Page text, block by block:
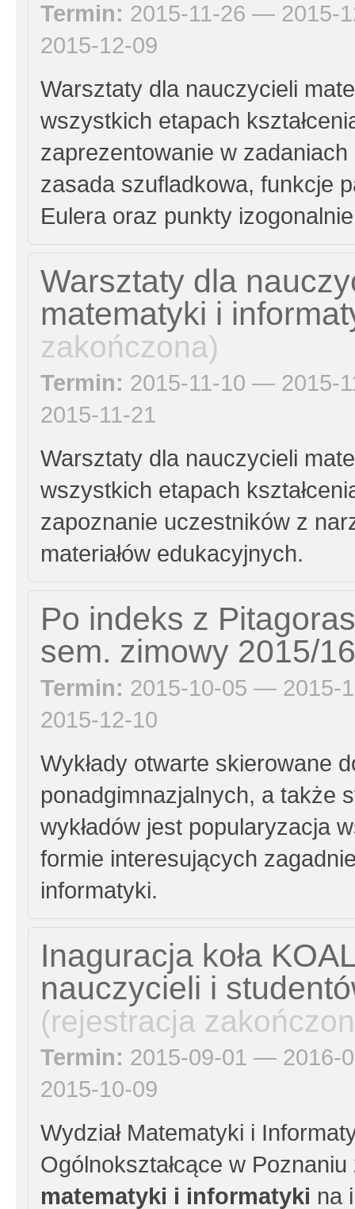
Termin: 2015-11-26 — 2015-
2015-12-09
Warsztaty dla nauczycieli
wszystkich etapach
zaprezentowanie w
zasada szufladkowa, funkcje
Eulera oraz punkty
Warsztaty dla
matematyki i
zakończona)
Termin: 2015-11-10 — 2015-
2015-11-21
Warsztaty dla nauczycieli
wszystkich etapach
zapoznanie uczestników z
materiałów edukacyjnych.
Po indeks z
sem. zimowy 2015/
Termin: 2015-10-05 — 2015-
2015-12-10
Wykłady otwarte skierowane
ponadgimnazjalnych, a także
wykładów jest popularyzacja
formie interesujących
informatyki.
Inaguracja koła
nauczycieli i
(rejestracja
Termin: 2015-09-01 — 2016-
2015-10-09
Wydział Matematyki i
Ogólnokształcące w
matematyki i informatyki na